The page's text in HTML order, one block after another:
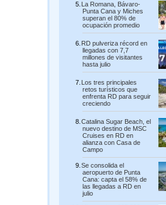
La Romana, Bávaro-
Punta Cana y Miches
superan el 80% de
ocupación promedio
RD pulveriza récord en
llegadas con 7,7
millones de visitantes
hasta julio
Los tres principales
retos turísticos que
enfrenta RD para seguir
creciendo
Catalina Sugar Beach, el
nuevo destino de MSC
Cruises en RD en
alianza con Casa de
Campo
Se consolida el
aeropuerto de Punta
Cana: capta el 58% de
las llegadas a RD en
julio